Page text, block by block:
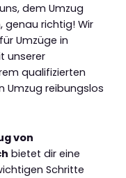
dem Umzug
genau richtig! Wir
Umzüge in
unserer
qualifizierten
Umzug reibungslos
von
bietet dir eine
Schritte